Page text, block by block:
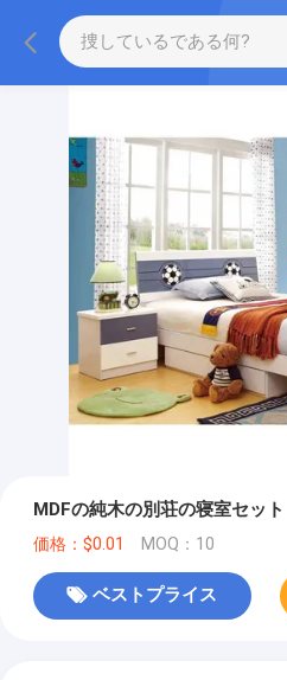
MDFの純木の別荘の寝室セット
価格：$0.01 MOQ：10
ベストプライス